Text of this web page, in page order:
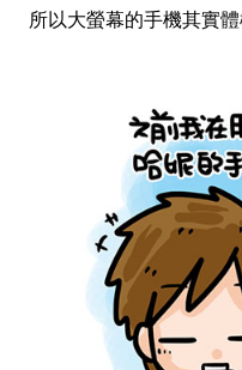
所以大螢幕的手機其實體